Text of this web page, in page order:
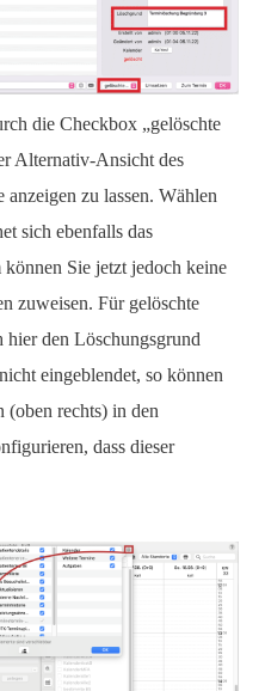
die Checkbox „gelöschte
Alternativ-Ansicht des
zu lassen. Wählen
sich ebenfalls das
Sie jetzt jedoch keine
zuweisen. Für gelöschte
hier den Löschungsgrund
eingeblendet, so können
(oben rechts) in den
dass dieser